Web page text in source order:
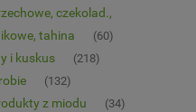
czekolad.,
tahina
(60)
i kuskus (218)
(132)
z miodu (34)